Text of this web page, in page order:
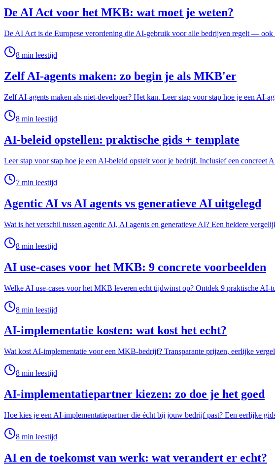
De AI Act voor het MKB: wat moet je weten?
De AI Act is de Europese verordening die AI-gebruik voor alle bedrijven regelt —
8 min leestijd
Zelf AI-agents maken: zo begin je als MKB'er
Zelf AI-agents maken als niet-developer? Het kan. Leer stap voor stap hoe je een AI-
8 min leestijd
AI-beleid opstellen: praktische gids + template
Leer stap voor stap hoe je een AI-beleid opstelt voor je bedrijf. Inclusief een
7 min leestijd
Agentic AI vs AI agents vs generatieve AI uitgelegd
Wat is het verschil tussen agentic AI, AI agents en generatieve AI? Een heldere
8 min leestijd
AI use-cases voor het MKB: 9 concrete voorbeelden
Welke AI use-cases voor het MKB leveren echt tijdwinst op? Ontdek 9 praktische
8 min leestijd
AI-implementatie kosten: wat kost het echt?
Wat kost AI-implementatie voor een MKB-bedrijf? Transparante prijzen, eerlijke
8 min leestijd
AI-implementatiepartner kiezen: zo doe je het goed
Hoe kies je een AI-implementatiepartner die écht bij jouw bedrijf past? Een eerlijke
8 min leestijd
AI en de toekomst van werk: wat verandert er echt?